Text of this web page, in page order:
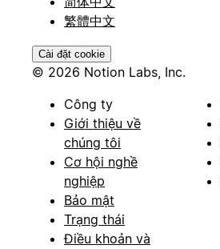
繁體中文
Cài đặt cookie
© 2026 Notion Labs, Inc.
Công ty
Giới thiệu về
chúng tôi
Cơ hội nghề
nghiệp
Bảo mật
Trạng thái
Điều khoản và